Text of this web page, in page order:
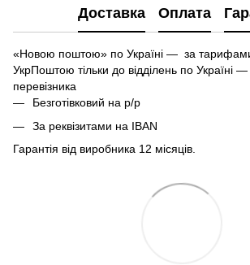
Доставка Оплата
«Новою поштою» по Україні — за тарифами
УкрПоштою тільки до відділень по Україні
перевізника
Безготівковий на р/р
За реквізитами на IBAN
Гарантія від виробника 12 місяців.